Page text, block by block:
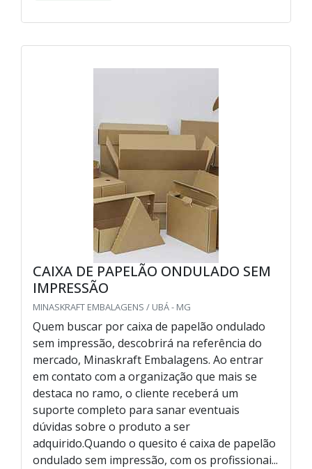
CAIXA DE PAPELÃO ONDULADO SEM
IMPRESSÃO
MINASKRAFT EMBALAGENS / UBÁ - MG
Quem buscar por caixa de papelão ondulado
sem impressão, descobrirá na referência do
mercado, Minaskraft Embalagens. Ao entrar
em contato com a organização que mais se
destaca no ramo, o cliente receberá um
suporte completo para sanar eventuais
dúvidas sobre o produto a ser
adquirido.Quando o quesito é caixa de papelão
ondulado sem impressão, com os profissionai...